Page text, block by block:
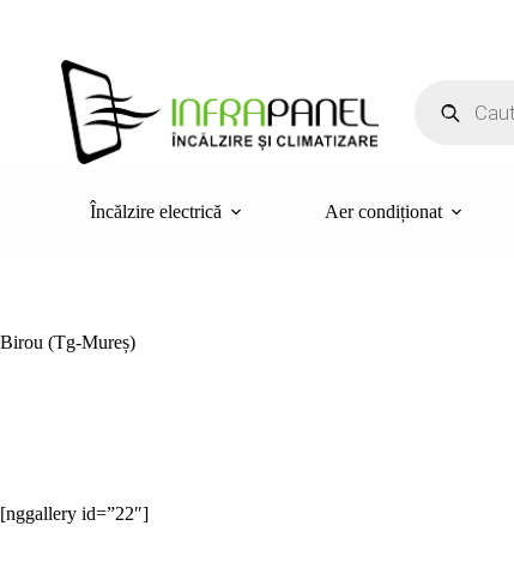
search
Încălzire electrică Aer condiționat
Birou (Tg-Mureș)
[nggallery id=”22″]